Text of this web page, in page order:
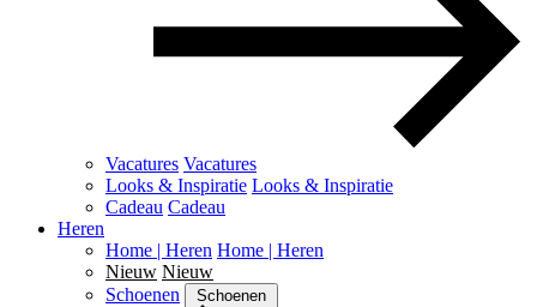
Vacatures Vacatures
Looks & Inspiratie Looks & Inspiratie
Cadeau Cadeau
Heren
Home | Heren Home | Heren
Nieuw Nieuw
Schoenen
Schoenen